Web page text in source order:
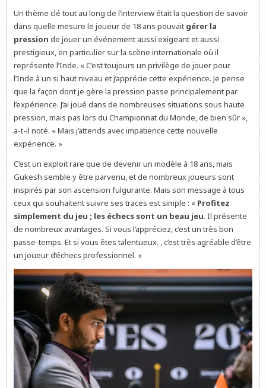
Un thème clé tout au long de l’interview était la question de savoir
dans quelle mesure le joueur de 18 ans pouvait gérer la
pression de jouer un événement aussi exigeant et aussi
prestigieux, en particulier sur la scène internationale où il
représente l’Inde. « C’est toujours un privilège de jouer pour
l’Inde à un si haut niveau et j’apprécie cette expérience. Je pense
que la façon dont je gère la pression passe principalement par
l’expérience. J’ai joué dans de nombreuses situations sous haute
pression, mais pas lors du Championnat du Monde, de bien sûr »,
a-t-il noté. « Mais j’attends avec impatience cette nouvelle
expérience. »
C’est un exploit rare que de devenir un modèle à 18 ans, mais
Gukesh semble y être parvenu, et de nombreux joueurs sont
inspirés par son ascension fulgurante. Mais son message à tous
ceux qui souhaitent suivre ses traces est simple : « Profitez
simplement du jeu ; les échecs sont un beau jeu. Il présente
de nombreux avantages. Si vous l’appréciez, c’est un très bon
passe-temps. Et si vous êtes talentueux. , c’est très agréable d’être
un joueur d’échecs professionnel. »